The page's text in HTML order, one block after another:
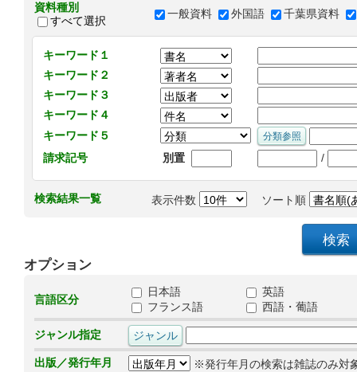
資料種別
すべて選択
一般資料 外国語 千葉県資料
キーワード１
キーワード２
キーワード３
キーワード４
キーワード５
請求記号
別置 /
検索結果一覧 表示件数 ソート順
オプション
言語区分
日本語
英語
フランス語
西語・葡語
ジャンル指定
出版／発行年月
※発行年月の検索は雑誌のみ対